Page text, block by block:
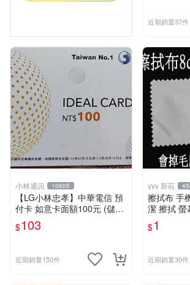
近期銷量37件
小林通訊 10605
【LG小林忠孝】中華電信 預
付卡 如意卡面額100元 (儲值
卡/補充卡)
$103
近期銷量150件
yvy 新莊
擦拭布 手
潔 擦拭 螢
貼膜 保護
$1
近期銷量30件